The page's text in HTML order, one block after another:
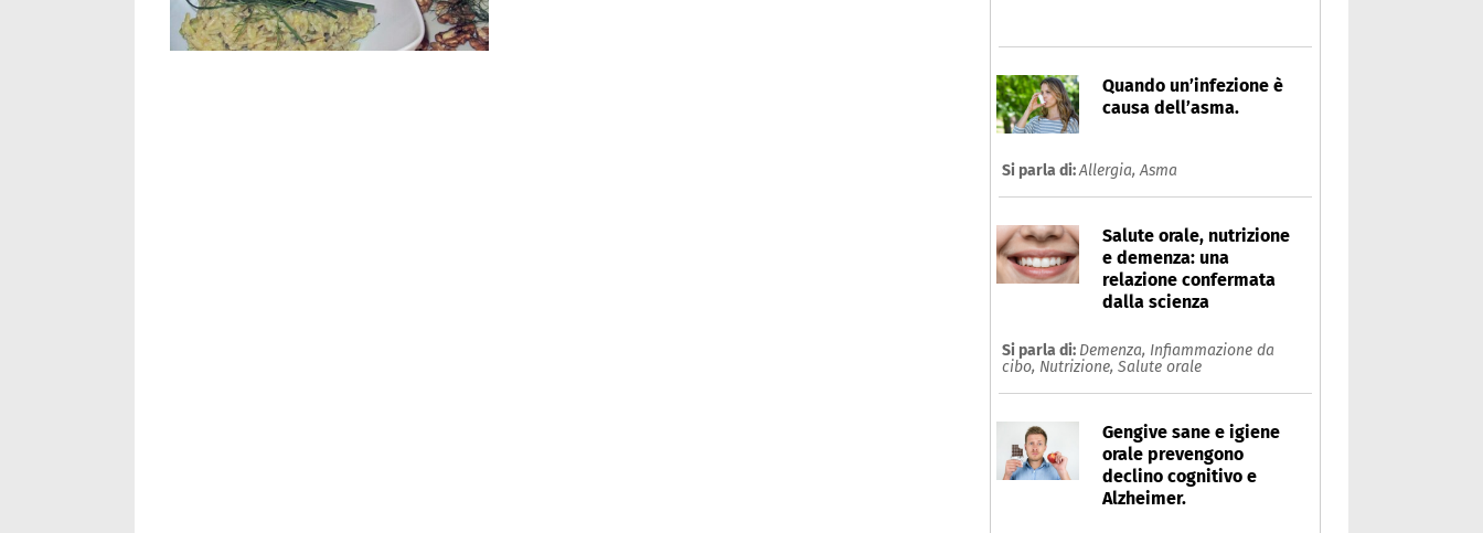
Quando un’infezione è
causa dell’asma.
Si parla di:Allergia,Asma
Salute orale, nutrizione
e demenza: una
relazione confermata
dalla scienza
Si parla di: Demenza, Infiammazione da
cibo, Nutrizione, Salute orale
Gengive sane e igiene
orale prevengono
declino cognitivo e
Alzheimer.